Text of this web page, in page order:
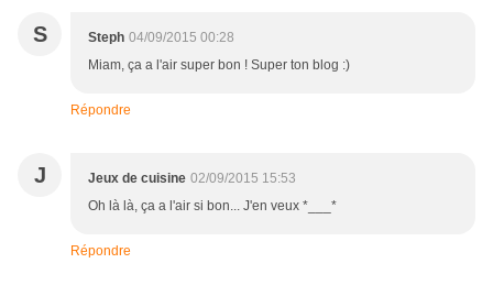
S Steph 04/09/2015 00:28
Miam, ça a l'air super bon ! Super ton blog :)
Répondre
J Jeux de cuisine 02/09/2015 15:53
Oh là là, ça a l'air si bon... J'en veux *___*
Répondre